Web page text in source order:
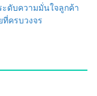
ดับความมั่นใจลูกค้า
ครบวงจร